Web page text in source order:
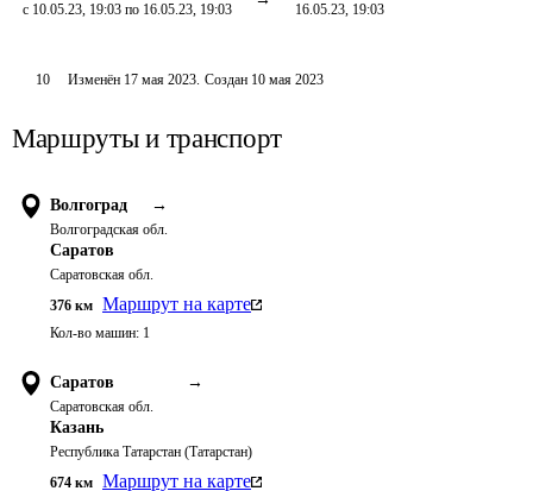
с 10.05.23, 19:03 по 16.05.23, 19:03
16.05.23, 19:03
10 Изменён 17 мая 2023. Создан 10 мая 2023
Маршруты и транспорт
Волгоград →
Волгоградская обл.
Саратов
Саратовская обл.
376 км Маршрут на карте
Кол-во машин: 1
Саратов →
Саратовская обл.
Казань
Республика Татарстан (Татарстан)
674 км Маршрут на карте